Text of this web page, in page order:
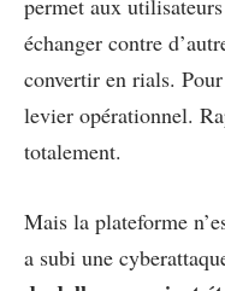
permet aux
échanger contre
convertir en rials.
levier opérationnel.
totalement.
Mais la plateforme
a subi une